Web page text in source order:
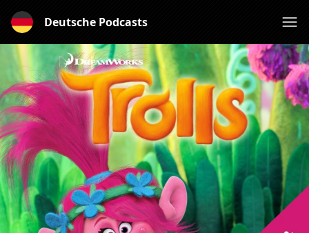
Deutsche Podcasts